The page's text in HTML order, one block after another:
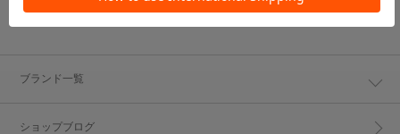
ブランド一覧
ショップブログ